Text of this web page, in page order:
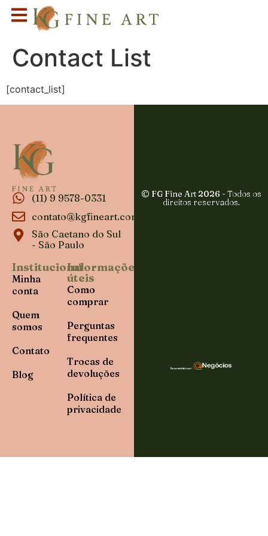
Contact List
[contact_list]
(11) 9 9578-0331
contato@kgfineart.com
São Caetano do Sul
- São Paulo
Institucional
Minha
conta
Quem
somos
Contato
Blog
Informações
úteis
Como
comprar
Perguntas
frequentes
Trocas de
devoluções
Política de
privacidade
© FG Fine Art 2026 - Todos os
direitos reservados.